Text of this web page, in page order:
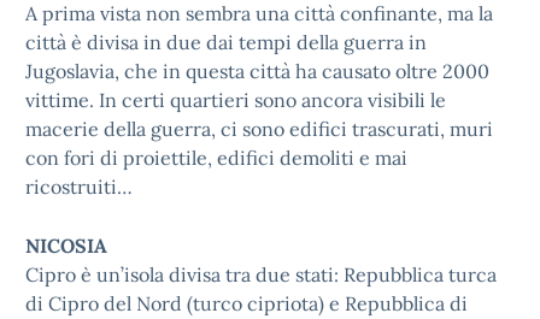
A prima vista non sembra una città confinante, ma la
città è divisa in due dai tempi della guerra in
Jugoslavia, che in questa città ha causato oltre 2000
vittime. In certi quartieri sono ancora visibili le
macerie della guerra, ci sono edifici trascurati, muri
con fori di proiettile, edifici demoliti e mai
ricostruiti…
NICOSIA
Cipro è un’isola divisa tra due stati: Repubblica turca
di Cipro del Nord (turco cipriota) e Repubblica di